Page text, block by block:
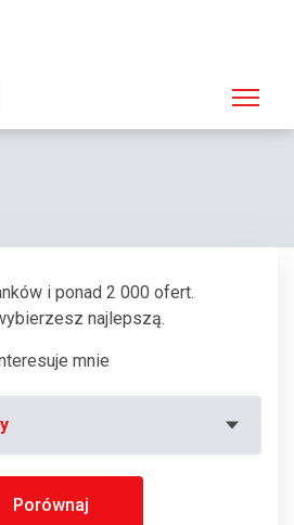
Bankomat PKO BP, Kraków, ul. Stawowa 61
i ponad 2 000 ofert.
najlepszą.
mnie
Porównaj